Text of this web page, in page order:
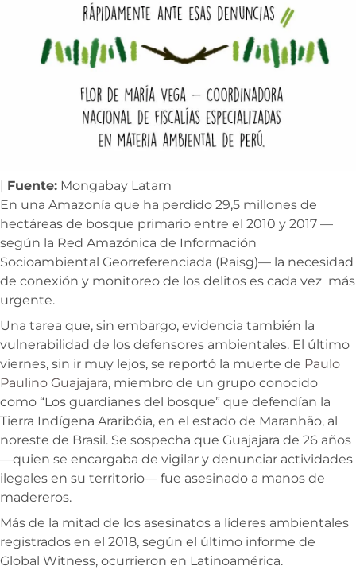
| Fuente: Mongabay Latam
En una Amazonía que ha perdido 29,5 millones de
hectáreas de bosque primario entre el 2010 y 2017 —
según la Red Amazónica de Información
Socioambiental Georreferenciada (Raisg)— la necesidad
de conexión y monitoreo de los delitos es cada vez más
urgente.
Una tarea que, sin embargo, evidencia también la
vulnerabilidad de los defensores ambientales. El último
viernes, sin ir muy lejos, se reportó la muerte de Paulo
Paulino Guajajara, miembro de un grupo conocido
como “Los guardianes del bosque” que defendían la
Tierra Indígena Araribóia, en el estado de Maranhão, al
noreste de Brasil. Se sospecha que Guajajara de 26 años
—quien se encargaba de vigilar y denunciar actividades
ilegales en su territorio— fue asesinado a manos de
madereros.
Más de la mitad de los asesinatos a líderes ambientales
registrados en el 2018, según el último informe de
Global Witness, ocurrieron en Latinoamérica.